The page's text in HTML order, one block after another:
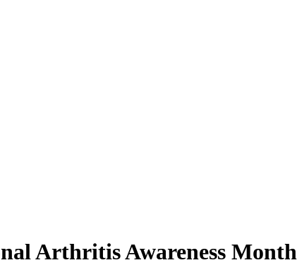
Arthritis Awareness Month